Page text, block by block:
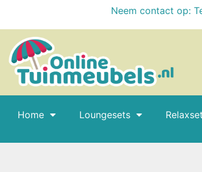
Neem contact op:
Home Loungesets